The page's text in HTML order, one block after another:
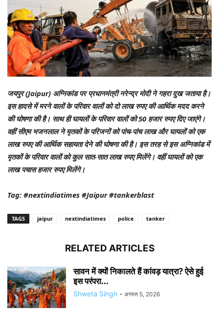
जयपुर (Jaipur) अग्निकांड पर प्रधानमंत्री नरेन्द्र मोदी ने गहरा दुख जताया है।
इस हादसे में मरने वालों के परिवार वालों को दो लाख रुपए की आर्थिक मदद करने
की घोषणा की है। साथ ही घायलों के परिवार वालों को 50 हजार रुपए दिए जाएंगे।
वहीं सीएम भजनलाल ने मृतकों के परिजनों को पांच-पांच लाख और घायलों को एक
लाख रुपए की आर्थिक सहायता देने की घोषणा की है। इस तरह से इस अग्निकांड में
मृतकों के परिवार वालों को कुल सात-सात लाख रुपए मिलेंगे। वहीं घायलों को एक
लाख पचास हजार रुपए मिलेंगे।
Tag: #nextindiatimes #Jaipur #tankerblast
TAGS jaipur nextindiatimes police tanker
RELATED ARTICLES
सावन में क्यों निकालते हैं कांवड़ यात्रा? ऐसे हुई
इस परंपरा...
Shweta Singh - अगस्त 5, 2026